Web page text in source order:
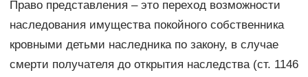
Право представления – это переход возможности
наследования имущества покойного собственника
кровными детьми наследника по закону, в случае
смерти получателя до открытия наследства (ст. 1146